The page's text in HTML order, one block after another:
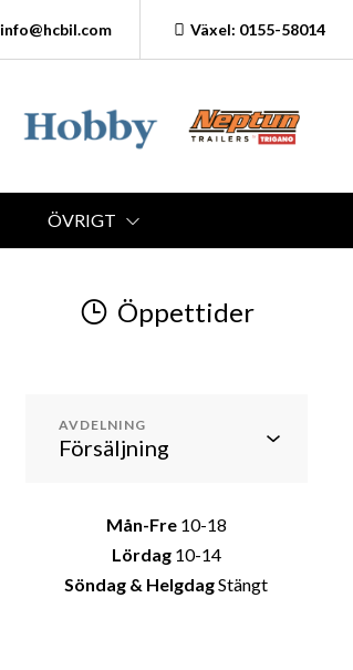
info@hcbil.com Växel: 0155-58014
ÖVRIGT
Öppettider
AVDELNING
Mån-Fre 10-18
Lördag10-14
Söndag & HelgdagStängt